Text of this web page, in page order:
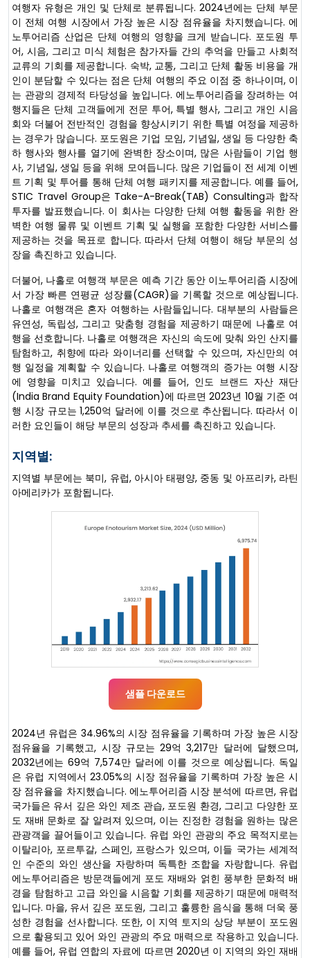
여행자 유형은 개인 및 단체로 분류됩니다. 2024년에는 단체 부문
이 전체 여행 시장에서 가장 높은 시장 점유율을 차지했습니다. 에
노투어리즘 산업은 단체 여행의 영향을 크게 받습니다. 포도원 투
어, 시음, 그리고 미식 체험은 참가자들 간의 추억을 만들고 사회적
교류의 기회를 제공합니다. 숙박, 교통, 그리고 단체 활동 비용을 개
인이 분담할 수 있다는 점은 단체 여행의 주요 이점 중 하나이며, 이
는 관광의 경제적 타당성을 높입니다. 에노투어리즘을 장려하는 여
행지들은 단체 고객들에게 전문 투어, 특별 행사, 그리고 개인 시음
회와 더불어 전반적인 경험을 향상시키기 위한 특별 여정을 제공하
는 경우가 많습니다. 포도원은 기업 모임, 기념일, 생일 등 다양한 축
하 행사와 행사를 열기에 완벽한 장소이며, 많은 사람들이 기업 행
사, 기념일, 생일 등을 위해 모여듭니다. 많은 기업들이 전 세계 이벤
트 기획 및 투어를 통해 단체 여행 패키지를 제공합니다. 예를 들어,
STIC Travel Group은 Take-A-Break(TAB) Consulting과 합작
투자를 발표했습니다. 이 회사는 다양한 단체 여행 활동을 위한 완
벽한 여행 물류 및 이벤트 기획 및 실행을 포함한 다양한 서비스를
제공하는 것을 목표로 합니다. 따라서 단체 여행이 해당 부문의 성
장을 촉진하고 있습니다.
더불어, 나홀로 여행객 부문은 예측 기간 동안 이노투어리즘 시장에
서 가장 빠른 연평균 성장률(CAGR)을 기록할 것으로 예상됩니다.
나홀로 여행객은 혼자 여행하는 사람들입니다. 대부분의 사람들은
유연성, 독립성, 그리고 맞춤형 경험을 제공하기 때문에 나홀로 여
행을 선호합니다. 나홀로 여행객은 자신의 속도에 맞춰 와인 산지를
탐험하고, 취향에 따라 와이너리를 선택할 수 있으며, 자신만의 여
행 일정을 계획할 수 있습니다. 나홀로 여행객의 증가는 여행 시장
에 영향을 미치고 있습니다. 예를 들어, 인도 브랜드 자산 재단
(India Brand Equity Foundation)에 따르면 2023년 10월 기준 여
행 시장 규모는 1,250억 달러에 이를 것으로 추산됩니다. 따라서 이
러한 요인들이 해당 부문의 성장과 추세를 촉진하고 있습니다.
지역별:
지역별 부문에는 북미, 유럽, 아시아 태평양, 중동 및 아프리카, 라틴
아메리카가 포함됩니다.
샘플 다운로드
2024년 유럽은 34.96%의 시장 점유율을 기록하며 가장 높은 시장
점유율을 기록했고, 시장 규모는 29억 3,217만 달러에 달했으며,
2032년에는 69억 7,574만 달러에 이를 것으로 예상됩니다. 독일
은 유럽 지역에서 23.05%의 시장 점유율을 기록하며 가장 높은 시
장 점유율을 차지했습니다. 에노투어리즘 시장 분석에 따르면, 유럽
국가들은 유서 깊은 와인 제조 관습, 포도원 환경, 그리고 다양한 포
도 재배 문화로 잘 알려져 있으며, 이는 진정한 경험을 원하는 많은
관광객을 끌어들이고 있습니다. 유럽 와인 관광의 주요 목적지로는
이탈리아, 포르투갈, 스페인, 프랑스가 있으며, 이들 국가는 세계적
인 수준의 와인 생산을 자랑하며 독특한 조합을 자랑합니다. 유럽
에노투어리즘은 방문객들에게 포도 재배와 얽힌 풍부한 문화적 배
경을 탐험하고 고급 와인을 시음할 기회를 제공하기 때문에 매력적
입니다. 마을, 유서 깊은 포도원, 그리고 훌륭한 음식을 통해 더욱 풍
성한 경험을 선사합니다. 또한, 이 지역 토지의 상당 부분이 포도원
으로 활용되고 있어 와인 관광의 주요 매력으로 작용하고 있습니다.
예를 들어, 유럽 연합의 자료에 따르면 2020년 이 지역의 와인 재배